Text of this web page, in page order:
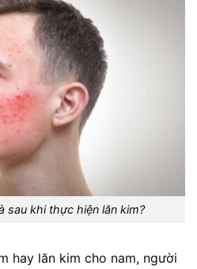
sau khi thực hiện lăn kim?
hay lăn kim cho nam, người